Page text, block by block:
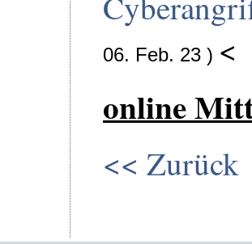
06. Feb. 23 ) <
online
<< Zurück